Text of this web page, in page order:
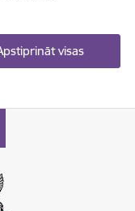
visas